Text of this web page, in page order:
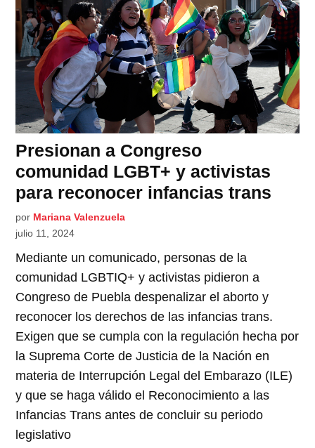
Presionan a Congreso
comunidad LGBT+ y activistas
para reconocer infancias trans
por Mariana Valenzuela
julio 11, 2024
Mediante un comunicado, personas de la
comunidad LGBTIQ+ y activistas pidieron a
Congreso de Puebla despenalizar el aborto y
reconocer los derechos de las infancias trans.
Exigen que se cumpla con la regulación hecha por
la Suprema Corte de Justicia de la Nación en
materia de Interrupción Legal del Embarazo (ILE)
y que se haga válido el Reconocimiento a las
Infancias Trans antes de concluir su periodo
legislativo